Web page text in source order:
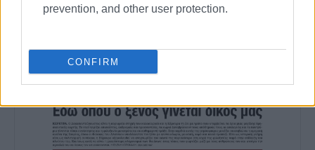
prevention, and other user protection.
CONFIRM
Συνδρομητές στο e-paper